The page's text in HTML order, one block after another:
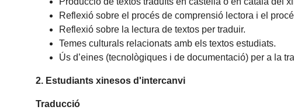
Reflexió sobre el procés de comprensió lectora i el
Reflexió sobre la lectura de textos per traduir.
Temes culturals relacionats amb els textos estudiats.
Ús d’eines (tecnològiques i de documentació) per a la
2. Estudiants xinesos d'intercanvi
Traducció